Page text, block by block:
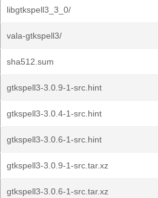
libgtkspell3_3_0/
vala-gtkspell3/
sha512.sum
gtkspell3-3.0.9-1-src.hint
gtkspell3-3.0.4-1-src.hint
gtkspell3-3.0.6-1-src.hint
gtkspell3-3.0.9-1-src.tar.xz
gtkspell3-3.0.6-1-src.tar.xz